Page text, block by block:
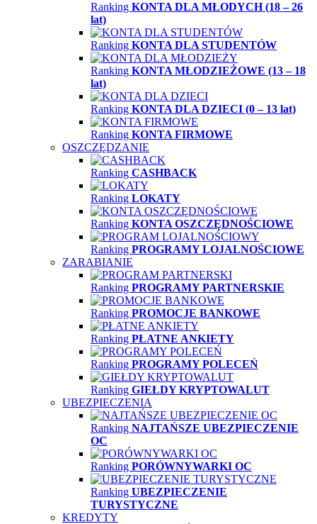
Ranking KONTA DLA MŁODYCH (18 – 26
lat)
Ranking KONTA DLA STUDENTÓW
Ranking KONTA MŁODZIEŻOWE (13 – 18
lat)
Ranking KONTA DLA DZIECI (0 – 13 lat)
Ranking KONTA FIRMOWE
OSZCZĘDZANIE
Ranking CASHBACK
Ranking LOKATY
Ranking KONTA OSZCZĘDNOŚCIOWE
Ranking PROGRAMY LOJALNOŚCIOWE
ZARABIANIE
Ranking PROGRAMY PARTNERSKIE
Ranking PROMOCJE BANKOWE
Ranking PŁATNE ANKIETY
Ranking PROGRAMY POLECEŃ
Ranking GIEŁDY KRYPTOWALUT
UBEZPIECZENIA
Ranking NAJTAŃSZE UBEZPIECZENIE
OC
Ranking PORÓWNYWARKI OC
Ranking UBEZPIECZENIE
TURYSTYCZNE
KREDYTY